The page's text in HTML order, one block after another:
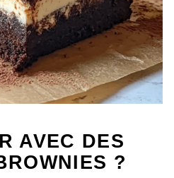
AVEC DES
?